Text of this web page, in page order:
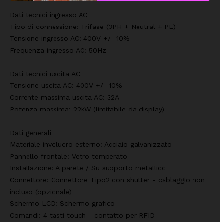
Dati tecnici ingresso AC
Tipo di connessione: Trifase (3PH + Neutral + PE)
Tensione ingresso AC: 400V +/- 10%
Frequenza ingresso AC: 50Hz
Dati tecnici uscita AC
Tensione uscita AC: 400V +/- 10%
Corrente massima uscita AC: 32A
Potenza massima: 22kW (limitabile da display)
Dati generali
Materiale involucro esterno: Acciaio galvanizzato
Pannello frontale: Vetro temperato
Installazione: A parete / Su supporto metallico
Connettore: Connettore Tipo2 con shutter - cablaggio non
incluso (opzionale)
Schermo LCD: Schermo grafico
Comandi: 4 tasti touch - contatto per RFID